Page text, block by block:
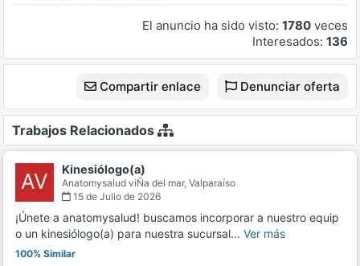
El anuncio ha sido visto: 1780 veces
Interesados: 136
Compartir enlace Denunciar oferta
Trabajos Relacionados
AV Kinesiólogo(a)
Anatomysalud viÑa del mar, Valparaíso
15 de Julio de 2026
¡Únete a anatomysalud! buscamos incorporar a nuestro equip
o un kinesiólogo(a) para nuestra sucursal… Ver más
100% Similar